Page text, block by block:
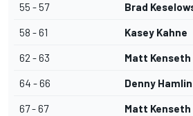
55 - 57 Brad
58 - 61 Kasey Kahne
62 - 63 Matt Kenseth
64 - 66 Denny Hamlin
67 - 67 Matt Kenseth